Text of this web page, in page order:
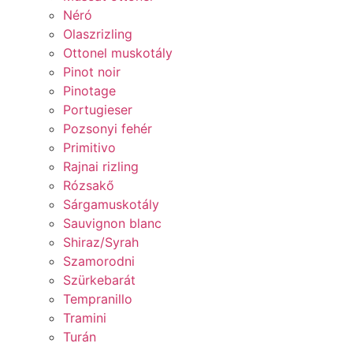
Néró
Olaszrizling
Ottonel muskotály
Pinot noir
Pinotage
Portugieser
Pozsonyi fehér
Primitivo
Rajnai rizling
Rózsakő
Sárgamuskotály
Sauvignon blanc
Shiraz/Syrah
Szamorodni
Szürkebarát
Tempranillo
Tramini
Turán